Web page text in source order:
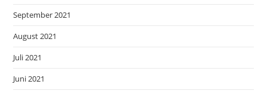
September 2021
August 2021
Juli 2021
Juni 2021